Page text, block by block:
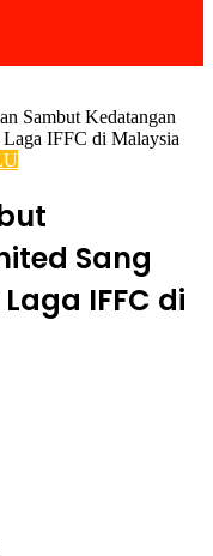
Sambut Kedatangan
IFFC di Malaysia
Sang
IFFC di